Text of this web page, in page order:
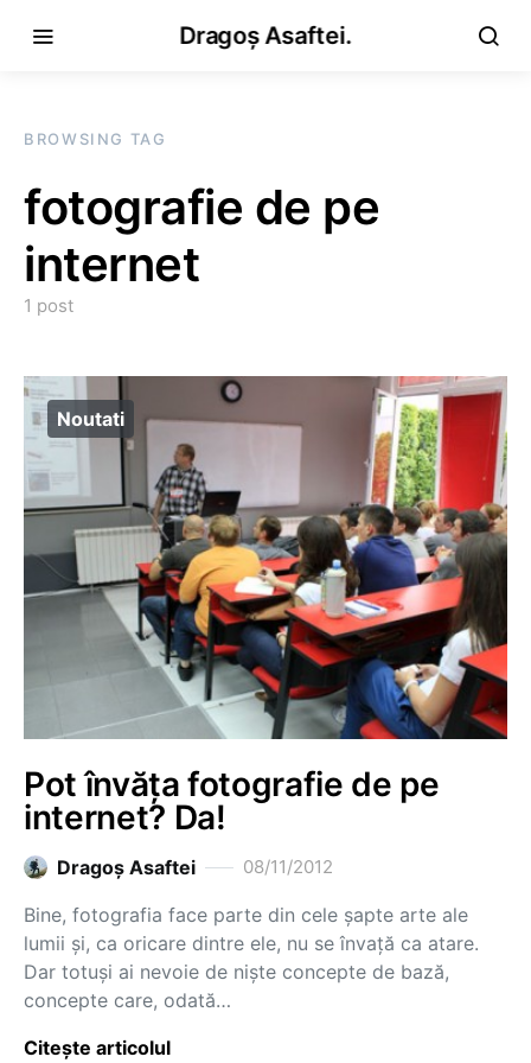
Dragoș Asaftei.
BROWSING TAG
fotografie de pe
internet
1 post
Noutati
Pot învăța fotografie de pe
internet? Da!
Dragoş Asaftei 08/11/2012
Bine, fotografia face parte din cele șapte arte ale
lumii și, ca oricare dintre ele, nu se învață ca atare.
Dar totuși ai nevoie de niște concepte de bază,
concepte care, odată…
Citește articolul